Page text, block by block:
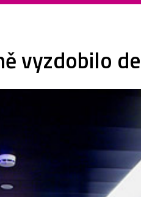
vyzdobilo